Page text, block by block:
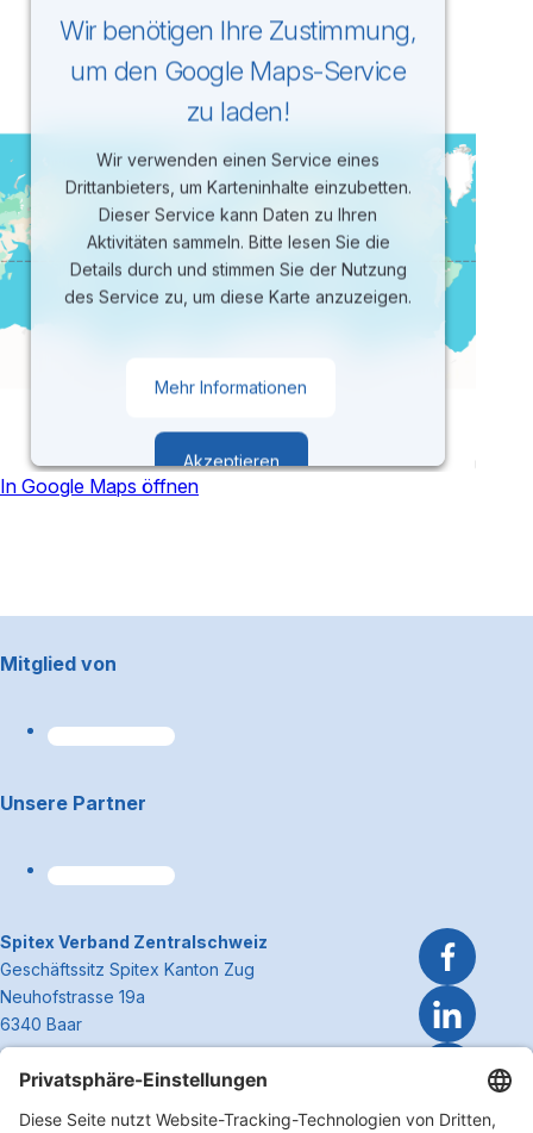
Wir benötigen Ihre Zustimmung,
um den Google Maps-Service
zu laden!
Wir verwenden einen Service eines
Drittanbieters, um Karteninhalte einzubetten.
Dieser Service kann Daten zu Ihren
Aktivitäten sammeln. Bitte lesen Sie die
Details durch und stimmen Sie der Nutzung
des Service zu, um diese Karte anzuzeigen.
Mehr Informationen
Akzeptieren
In Google Maps öffnen
Footerbereich
Mitglied von
Unsere Partner
~Kontaktinformationen
Spitex Verband Zentralschweiz
Geschäftssitz Spitex Kanton Zug
Neuhofstrasse 19a
6340 Baar
Telefon 041 362 27 37
info@spitexzentralschweiz.ch